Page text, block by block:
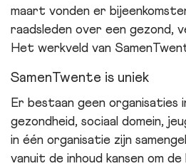
maart vonden er
raadsleden over een gezond,
Het werkveld van
SamenTwente is uniek
Er bestaan geen organisaties
gezondheid, sociaal domein,
in één organisatie zijn
vanuit de inhoud kansen om